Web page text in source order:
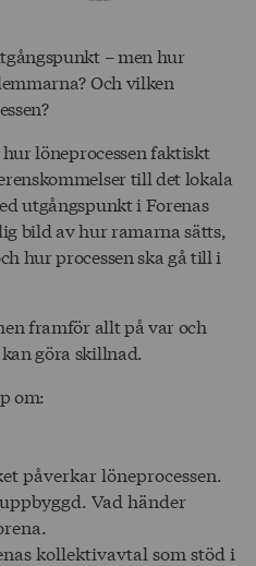
– men hur
Och vilken
löneprocessen faktiskt
till det lokala
utgångspunkt i Forenas
bild av hur ramarna sätts,
hur processen ska gå till i
framför allt på var och
göra skillnad.
om:
påverkar löneprocessen.
Vad händer
kollektivavtal som stöd i